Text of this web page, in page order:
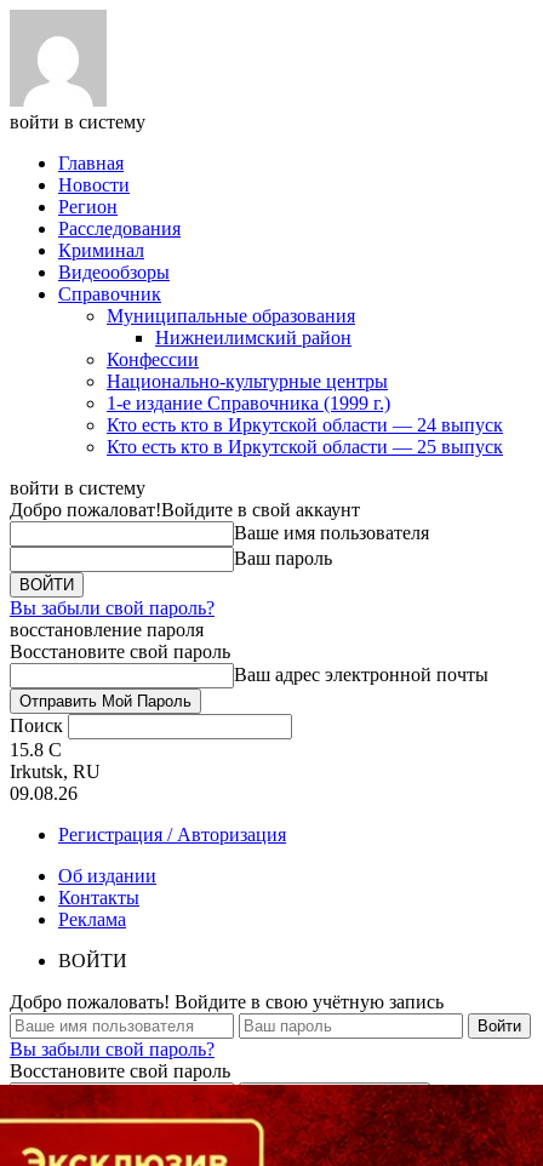
войти в систему
Главная
Новости
Регион
Расследования
Криминал
Видеообзоры
Справочник
Муниципальные образования
Нижнеилимский район
Конфессии
Национально-культурные центры
1-е издание Справочника (1999 г.)
Кто есть кто в Иркутской области — 24 выпуск
Кто есть кто в Иркутской области — 25 выпуск
войти в систему
Добро пожаловат!Войдите в свой аккаунт
Ваше имя пользователя
Ваш пароль
Вы забыли свой пароль?
восстановление пароля
Восстановите свой пароль
Ваш адрес электронной почты
Поиск
15.8 C
Irkutsk, RU
09.08.26
Регистрация / Авторизация
Об издании
Контакты
Реклама
ВОЙТИ
Добро пожаловать! Войдите в свою учётную запись
Вы забыли свой пароль?
Восстановите свой пароль
Кто есть кто в Байкальском регионе